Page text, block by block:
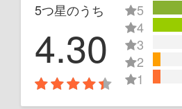
5つ星のうち
4.30
5
4
3
2
1